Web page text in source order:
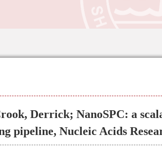
Derrick; NanoSPC: a
pipeline, Nucleic Acids